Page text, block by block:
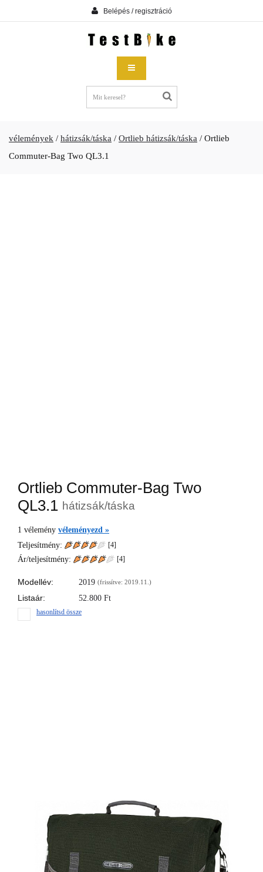
Belépés / regisztráció
vélemények / hátizsák/táska / Ortlieb hátizsák/táska / Ortlieb
Commuter-Bag Two QL3.1
Ortlieb Commuter-Bag Two
QL3.1 hátizsák/táska
1 vélemény véleményezd »
Teljesítmény:
[4]
Ár/teljesítmény: [4]
Modellév: 2019 (frissítve: 2019.11.)
Listaár: 52.800 Ft
hasonlítsd össze